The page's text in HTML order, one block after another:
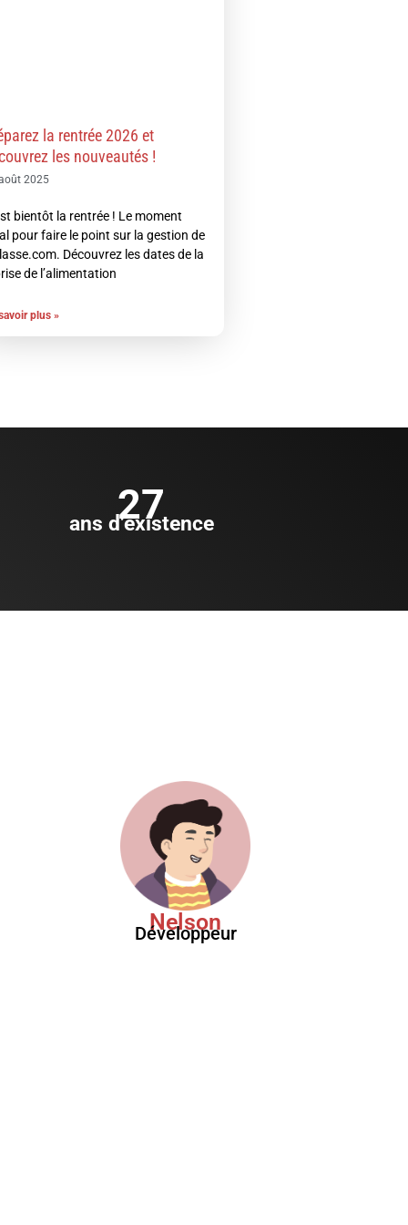
la rentrée 2026 et
les nouveautés !
2025
bientôt la rentrée ! Le moment
pour faire le point sur la gestion de
Découvrez les dates de la
de l’alimentation
plus »
27
ans d’existence
Nelson
Développeur